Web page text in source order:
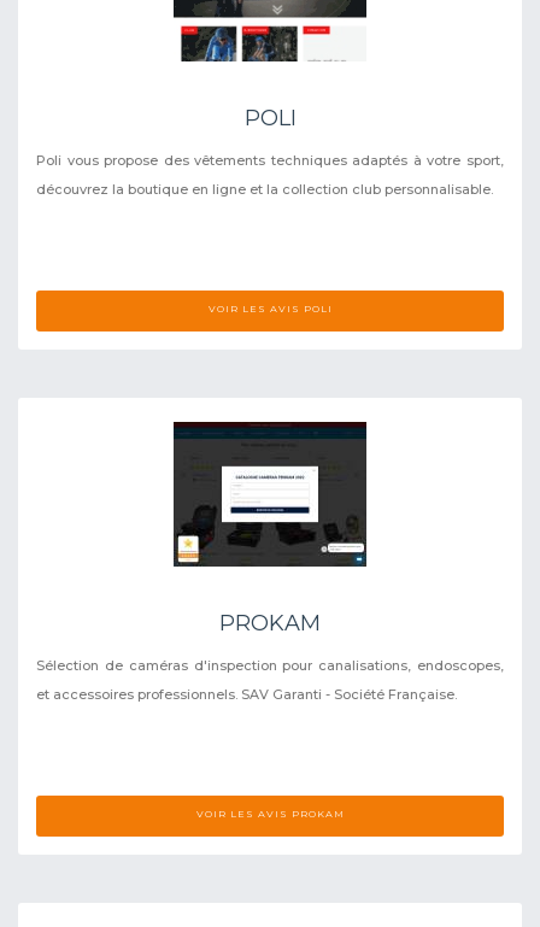
POLI
Poli vous propose des vêtements techniques adaptés à votre sport,
découvrez la boutique en ligne et la collection club personnalisable.
VOIR LES AVIS POLI
PROKAM
Sélection de caméras d'inspection pour canalisations, endoscopes,
et accessoires professionnels. SAV Garanti - Société Française.
VOIR LES AVIS PROKAM